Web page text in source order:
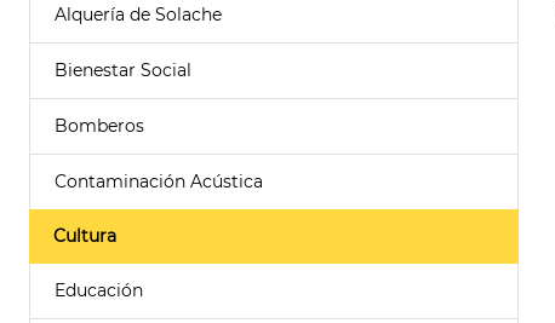
Alquería de Solache
Bienestar Social
Bomberos
Contaminación Acústica
Cultura
Educación